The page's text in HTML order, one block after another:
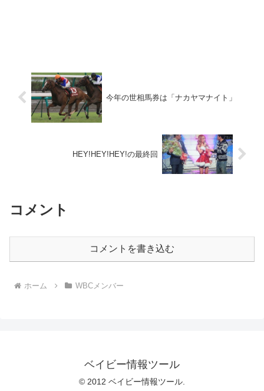
今年の世相馬券は「ナカヤマナイト」
HEY!HEY!HEY!の最終回
コメント
コメントを書き込む
ホーム WBCメンバー
ベイビー情報ツール
© 2012 ベイビー情報ツール.